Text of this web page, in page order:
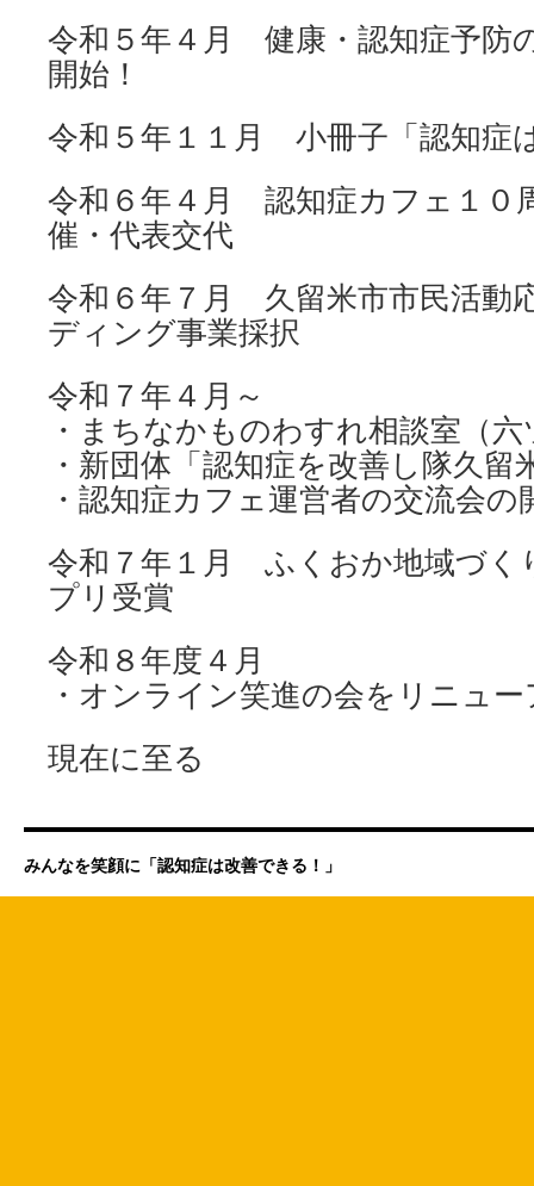
令和５年４月 健康・認知症予防
開始！
令和５年１１月 小冊子「認知症
令和６年４月 認知症カフェ１０
催・代表交代
令和６年７月 久留米市市民活動
ディング事業採択
令和７年４月～
・まちなかものわすれ相談室（
・新団体「認知症を改善し隊久留
・認知症カフェ運営者の交流会の
令和７年１月 ふくおか地域づ
プリ受賞
令和８年度４月
・オンライン笑進の会をリニュ
現在に至る
みんなを笑顔に「認知症は改善できる！」